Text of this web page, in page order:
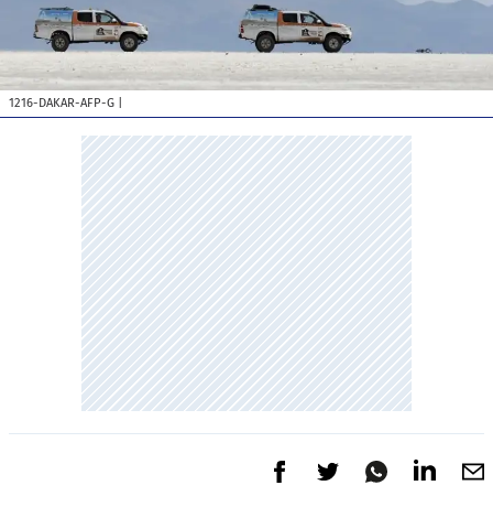
1216-DAKAR-AFP-G